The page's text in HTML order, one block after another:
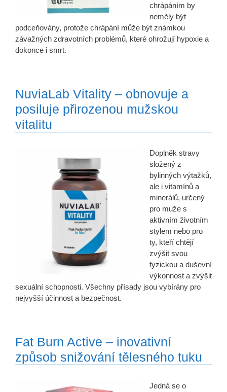
chrápáním by
neměly být
podceňovány, protože chrápání může být známkou
závažných zdravotních problémů, které ohrožují hypoxie a
dokonce i smrt.
NuviaLab Vitality – obnovuje a
posiluje přirozenou mužskou
vitalitu
Doplněk stravy
složený z
bylinných výtažků,
ale i vitamínů a
minerálů, určený
pro muže s
aktivním životním
stylem nebo pro
ty, kteří chtějí
zvýšit svou
fyzickou a duševní
výkonnost a zvýšit
sexuální schopnosti. Všechny přísady jsou vybírány pro
nejvyšší účinnost a bezpečnost.
Fat Burn Active – inovativní
způsob snižování tělesného tuku
Jedná se o